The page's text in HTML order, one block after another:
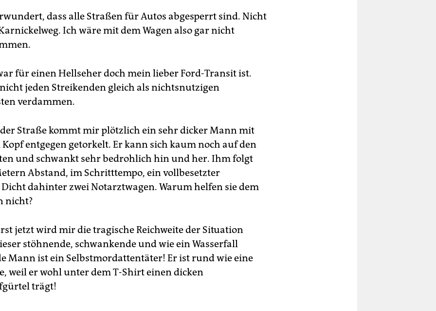
dass alle Straßen für Autos abgesperrt sind. Nicht
Ich wäre mit dem Wagen also gar nicht
für einen Hellseher doch mein lieber Ford-Transit ist.
jeden Streikenden gleich als nichtsnutzigen
verdammen.
Straße kommt mir plötzlich ein sehr dicker Mann mit
entgegen getorkelt. Er kann sich kaum noch auf den
und schwankt sehr bedrohlich hin und her. Ihm folgt
Abstand, im Schritttempo, ein vollbesetzter
dahinter zwei Notarztwagen. Warum helfen sie dem
nicht?
jetzt wird mir die tragische Reichweite der Situation
stöhnende, schwankende und wie ein Wasserfall
Mann ist ein Selbstmordattentäter! Er ist rund wie eine
weil er wohl unter dem T-Shirt einen dicken
trägt!